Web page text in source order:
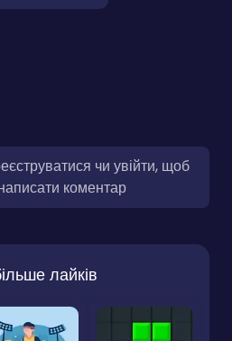
чи увійти, щоб
коментар
лайків